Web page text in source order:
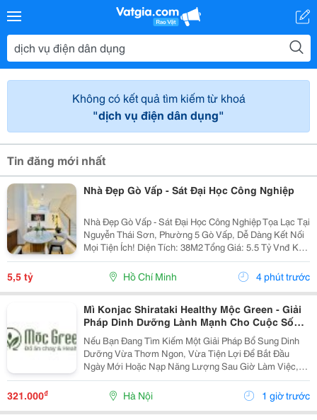
Không có kết quả tìm kiếm từ khoá
"dịch vụ điện dân dụng"
Tin đăng mới nhất
Nhà Đẹp Gò Vấp - Sát Đại Học Công Nghiệp
Nhà Đẹp Gò Vấp - Sát Đại Học Công Nghiệp Tọa Lạc Tại
Nguyễn Thái Sơn, Phường 5 Gò Vấp, Dễ Dàng Kết Nối
Mọi Tiện Ích! Diện Tích: 38M2 Tổng Giá: 5.5 Tỷ Vnđ Kết
Cấu: Nhà 1 Trệt 2 Lầu Kiên Cố, 3Pn, 3Wc, Ban Công,
Sân Thượng Thoáng Mát, Sẵn Sàng Dọn...
5,5 tỷ Hồ Chí Minh 4 phút trước
Mì Konjac Shirataki Healthy Mộc Green - Giải
Pháp Dinh Dưỡng Lành Mạnh Cho Cuộc Sống
Hiện Đại
Nếu Bạn Đang Tìm Kiếm Một Giải Pháp Bổ Sung Dinh
Dưỡng Vừa Thơm Ngon, Vừa Tiện Lợi Để Bắt Đầu
Ngày Mới Hoặc Nạp Năng Lượng Sau Giờ Làm Việc,
Thì Mì Konjac Shirataki Healthy Mộc Green Chính Là
Lựa Chọn Hoàn Hảo. Vì Sao Nên Lựa Chọn Mì Konjac...
321.000₫ Hà Nội 1 giờ trước